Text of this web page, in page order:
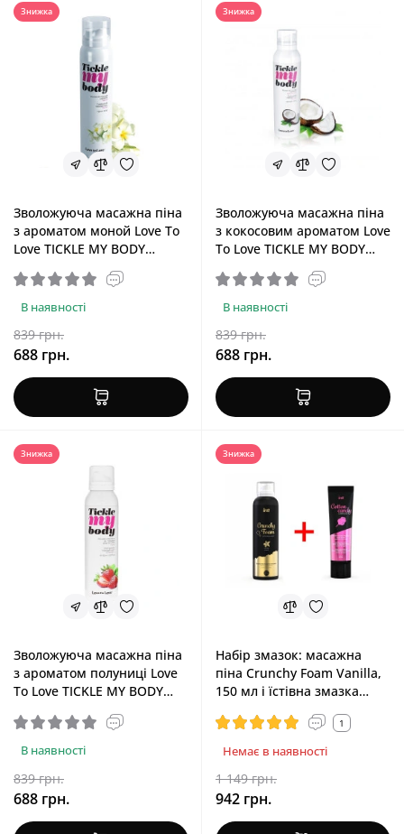
Знижка
Зволожуюча масажна піна
з ароматом моной Love To
Love TICKLE MY BODY
В наявності
839 грн.
688 грн.
Знижка
Зволожуюча масажна піна
з кокосовим ароматом Love
To Love TICKLE MY BODY
В наявності
839 грн.
688 грн.
Знижка
Зволожуюча масажна піна
з ароматом полуниці Love
To Love TICKLE MY BODY
В наявності
839 грн.
688 грн.
Знижка
Набір змазок: масажна
піна Crunchy Foam Vanilla,
150 мл і їстівна змазка
Promo 2
1
Немає в наявності
1 149 грн.
942 грн.